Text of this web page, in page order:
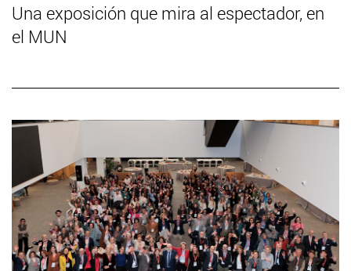
Una exposición que mira al espectador, en
el MUN